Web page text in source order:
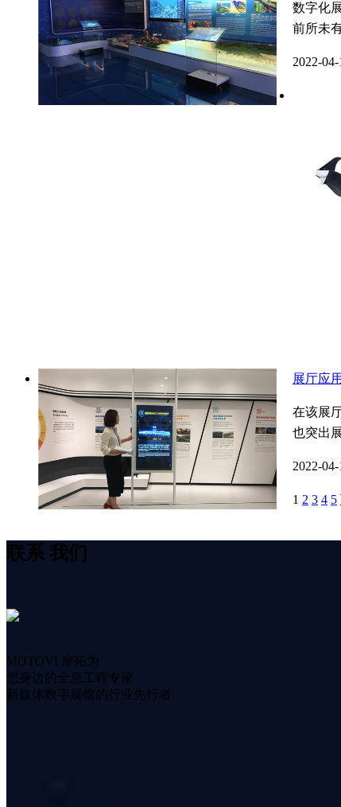
数字化
前所未
2022-04-
展厅应
在该展
也突出
2022-04-
1 2 3 4 5
联系 我们
MOTOVI 摩拓为
您身边的全息工程专家
新媒体数字展馆的行业先行者